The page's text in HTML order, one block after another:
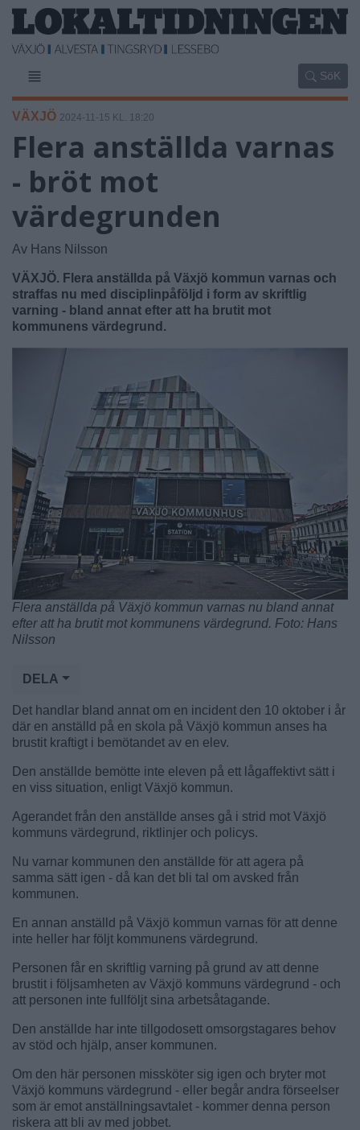
SöK
VÄXJÖ 2024-11-15 KL. 18:20
Flera anställda varnas
- bröt mot
värdegrunden
Av Hans Nilsson
VÄXJÖ. Flera anställda på Växjö kommun varnas och
straffas nu med disciplinpåföljd i form av skriftlig
varning - bland annat efter att ha brutit mot
kommunens värdegrund.
Flera anställda på Växjö kommun varnas nu bland annat
efter att ha brutit mot kommunens värdegrund. Foto: Hans
Nilsson
DELA
Det handlar bland annat om en incident den 10 oktober i år
där en anställd på en skola på Växjö kommun anses ha
brustit kraftigt i bemötandet av en elev.
Den anställde bemötte inte eleven på ett lågaffektivt sätt i
en viss situation, enligt Växjö kommun.
Agerandet från den anställde anses gå i strid mot Växjö
kommuns värdegrund, riktlinjer och policys.
Nu varnar kommunen den anställde för att agera på
samma sätt igen - då kan det bli tal om avsked från
kommunen.
En annan anställd på Växjö kommun varnas för att denne
inte heller har följt kommunens värdegrund.
Personen får en skriftlig varning på grund av att denne
brustit i följsamheten av Växjö kommuns värdegrund - och
att personen inte fullföljt sina arbetsåtagande.
Den anställde har inte tillgodosett omsorgstagares behov
av stöd och hjälp, anser kommunen.
Om den här personen missköter sig igen och bryter mot
Växjö kommuns värdegrund - eller begår andra förseelser
som är emot anställningsavtalet - kommer denna person
riskera att bli av med jobbet.